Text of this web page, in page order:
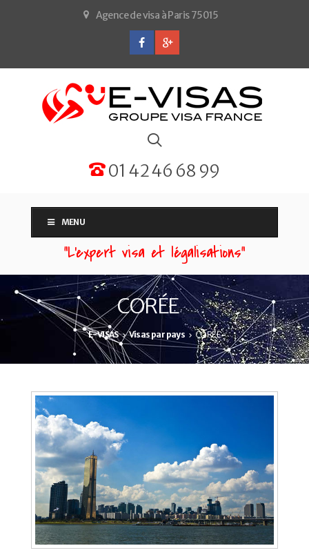
Agence de visa à Paris 75015
01 42 46 68 99
MENU
“L'expert visa et légalisations”
CORÉE
E-VISAS Visas par pays CORÉE